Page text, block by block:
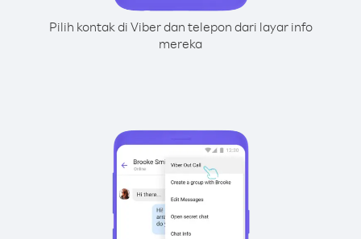
Pilih kontak di Viber dan telepon dari layar info
mereka